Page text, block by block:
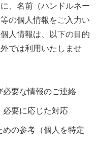
、名前（ハンドルネー
の個人情報をご入力い
人情報は、以下の目的
では利用いたしませ
要な情報のご連絡
要に応じた対応
の参考（個人を特定